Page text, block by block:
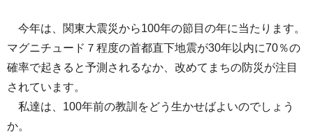
今年は、関東大震災から100年の節目の年に当たります。
マグニチュード７程度の首都直下地震が30年以内に70％の
確率で起きると予測されるなか、改めてまちの防災が注目
されています。
私達は、100年前の教訓をどう生かせばよいのでしょう
か。